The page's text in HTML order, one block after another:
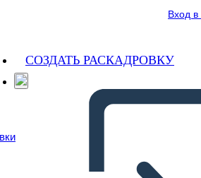
Вход
СОЗДАТЬ РАСКАДРОВКУ